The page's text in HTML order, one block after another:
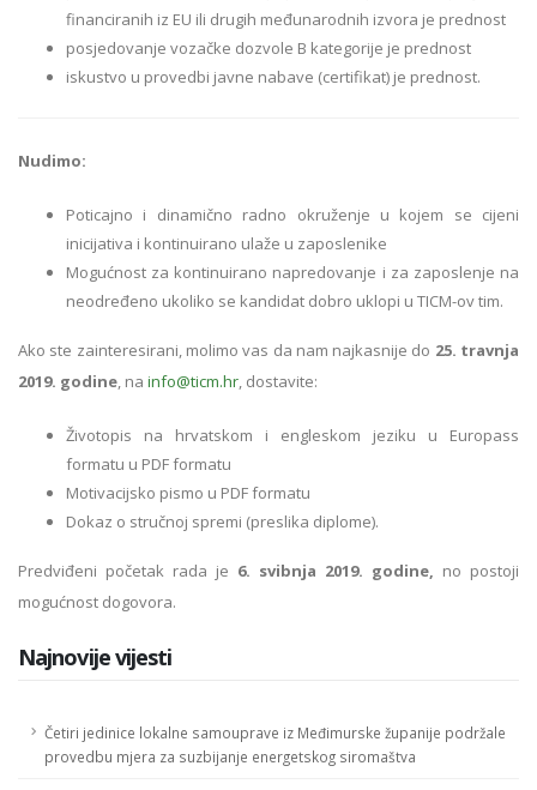
financiranih iz EU ili drugih međunarodnih izvora je prednost
posjedovanje vozačke dozvole B kategorije je prednost
iskustvo u provedbi javne nabave (certifikat) je prednost.
Nudimo:
Poticajno i dinamično radno okruženje u kojem se cijeni
inicijativa i kontinuirano ulaže u zaposlenike
Mogućnost za kontinuirano napredovanje i za zaposlenje na
neodređeno ukoliko se kandidat dobro uklopi u TICM-ov tim.
Ako ste zainteresirani, molimo vas da nam najkasnije do 25. travnja
2019. godine, na info@ticm.hr, dostavite:
Životopis na hrvatskom i engleskom jeziku u Europass
formatu u PDF formatu
Motivacijsko pismo u PDF formatu
Dokaz o stručnoj spremi (preslika diplome).
Predviđeni početak rada je 6. svibnja 2019. godine, no postoji
mogućnost dogovora.
Najnovije vijesti
Četiri jedinice lokalne samouprave iz Međimurske županije podržale
provedbu mjera za suzbijanje energetskog siromaštva